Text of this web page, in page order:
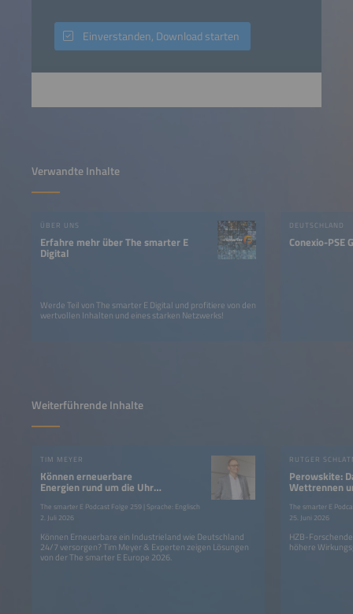
Verwandte Inhalte
ÜBER UNS
Erfahre mehr über The smarter E
Digital
Werde Teil von The smarter E Digital und profitiere von den
wertvollen Inhalten und eines starken Netzwerks!
DEUTSCHLAND
Conexio-PSE
Einverstanden, Download starten
Weiterführende Inhalte
TIM MEYER
Können erneuerbare
Energien rund um die Uhr
Strom liefern?
The smarter E Podcast Folge 259 | Sprache: Englisch
2. Juli 2026
Können Erneuerbare ein Industrieland wie Deutschland
24/7 versorgen? Tim Meyer & Experten zeigen Lösungen
von der The smarter E Europe 2026.
Perowskite:
Wettrennen
The smarter E
25. Juni 2026
HZB-
höhere